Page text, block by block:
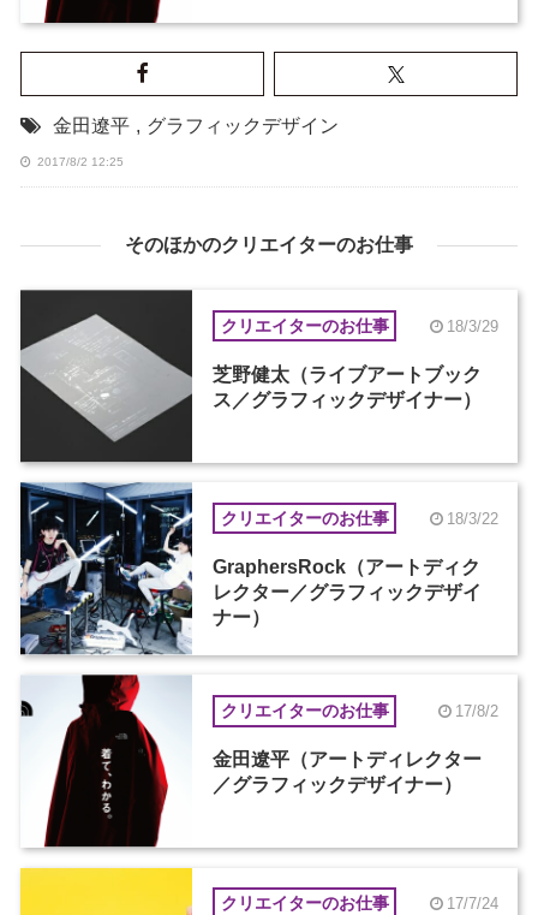
金田遼平 , グラフィックデザイン
2017/8/2 12:25
そのほかのクリエイターのお仕事
クリエイターのお仕事 18/3/29
芝野健太（ライブアートブック
ス／グラフィックデザイナー）
クリエイターのお仕事 18/3/22
GraphersRock（アートディク
レクター／グラフィックデザイ
ナー）
クリエイターのお仕事 17/8/2
金田遼平（アートディレクター
／グラフィックデザイナー）
クリエイターのお仕事 17/7/24